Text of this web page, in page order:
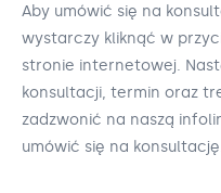
Aby umówić się na
wystarczy kliknąć w
stronie internetowej.
konsultacji, termin oraz
zadzwonić na naszą
umówić się na